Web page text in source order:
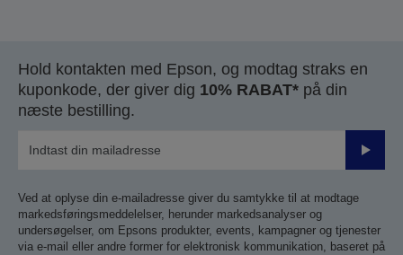
Hold kontakten med Epson, og modtag straks en
kuponkode, der giver dig 10% RABAT* på din
næste bestilling.
Send
Ved at oplyse din e-mailadresse giver du samtykke til at modtage
markedsføringsmeddelelser, herunder markedsanalyser og
undersøgelser, om Epsons produkter, events, kampagner og tjenester
via e-mail eller andre former for elektronisk kommunikation, baseret på